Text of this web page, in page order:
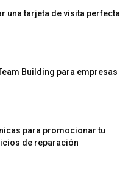
una tarjeta de visita perfecta
Building para empresas
para promocionar tu
de reparación